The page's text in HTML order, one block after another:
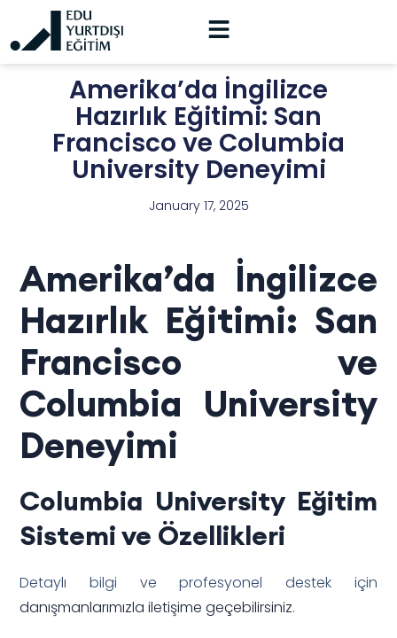
Amerika’da İngilizce
Hazırlık Eğitimi: San
Francisco ve Columbia
University Deneyimi
January 17, 2025
Amerika’da İngilizce
Hazırlık Eğitimi: San
Francisco ve
Columbia University
Deneyimi
Columbia University Eğitim
Sistemi ve Özellikleri
Detaylı bilgi ve profesyonel destek için
danışmanlarımızla iletişime geçebilirsiniz.